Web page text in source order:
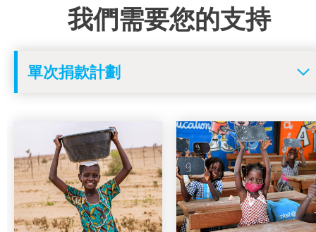
我們需要您的支持